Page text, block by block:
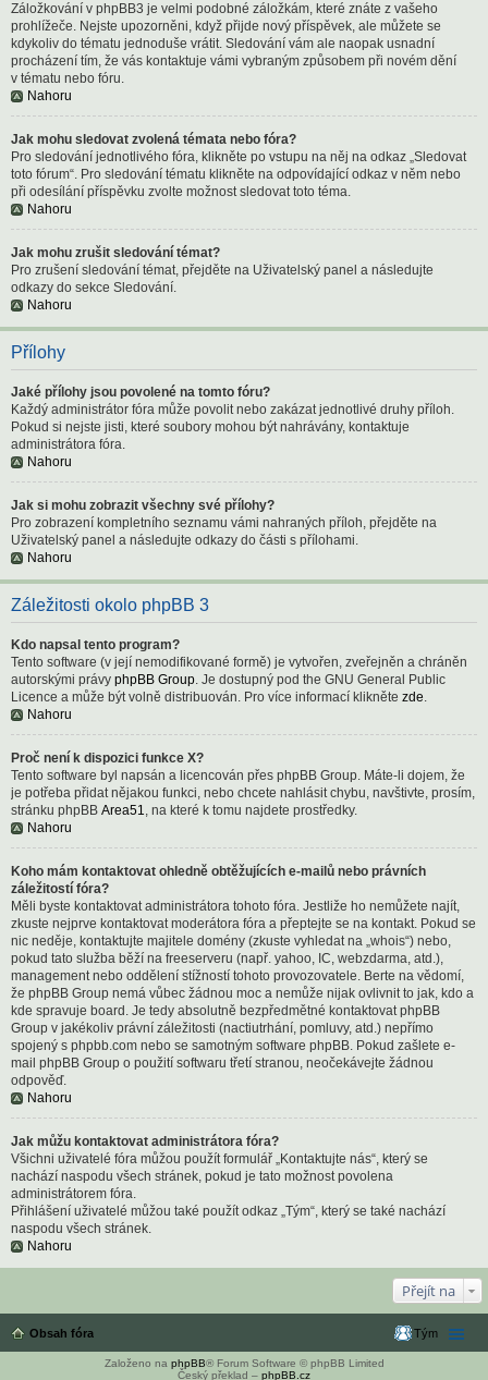
Záložkování v phpBB3 je velmi podobné záložkám, které znáte z vašeho
prohlížeče. Nejste upozorněni, když přijde nový příspěvek, ale můžete se
kdykoliv do tématu jednoduše vrátit. Sledování vám ale naopak usnadní
procházení tím, že vás kontaktuje vámi vybraným způsobem při novém dění
v tématu nebo fóru.
Nahoru
Jak mohu sledovat zvolená témata nebo fóra?
Pro sledování jednotlivého fóra, klikněte po vstupu na něj na odkaz „Sledovat
toto fórum“. Pro sledování tématu klikněte na odpovídající odkaz v něm nebo
při odesílání příspěvku zvolte možnost sledovat toto téma.
Nahoru
Jak mohu zrušit sledování témat?
Pro zrušení sledování témat, přejděte na Uživatelský panel a následujte
odkazy do sekce Sledování.
Nahoru
Přílohy
Jaké přílohy jsou povolené na tomto fóru?
Každý administrátor fóra může povolit nebo zakázat jednotlivé druhy příloh.
Pokud si nejste jisti, které soubory mohou být nahrávány, kontaktuje
administrátora fóra.
Nahoru
Jak si mohu zobrazit všechny své přílohy?
Pro zobrazení kompletního seznamu vámi nahraných příloh, přejděte na
Uživatelský panel a následujte odkazy do části s přílohami.
Nahoru
Záležitosti okolo phpBB 3
Kdo napsal tento program?
Tento software (v její nemodifikované formě) je vytvořen, zveřejněn a chráněn
autorskými právy phpBB Group. Je dostupný pod the GNU General Public
Licence a může být volně distribuován. Pro více informací klikněte zde.
Nahoru
Proč není k dispozici funkce X?
Tento software byl napsán a licencován přes phpBB Group. Máte-li dojem, že
je potřeba přidat nějakou funkci, nebo chcete nahlásit chybu, navštivte, prosím,
stránku phpBB Area51, na které k tomu najdete prostředky.
Nahoru
Koho mám kontaktovat ohledně obtěžujících e-mailů nebo právních
záležitostí fóra?
Měli byste kontaktovat administrátora tohoto fóra. Jestliže ho nemůžete najít,
zkuste nejprve kontaktovat moderátora fóra a přeptejte se na kontakt. Pokud se
nic neděje, kontaktujte majitele domény (zkuste vyhledat na „whois“) nebo,
pokud tato služba běží na freeserveru (např. yahoo, IC, webzdarma, atd.),
management nebo oddělení stížností tohoto provozovatele. Berte na vědomí,
že phpBB Group nemá vůbec žádnou moc a nemůže nijak ovlivnit to jak, kdo a
kde spravuje board. Je tedy absolutně bezpředmětné kontaktovat phpBB
Group v jakékoliv právní záležitosti (nactiutrhání, pomluvy, atd.) nepřímo
spojený s phpbb.com nebo se samotným software phpBB. Pokud zašlete e-
mail phpBB Group o použití softwaru třetí stranou, neočekávejte žádnou
odpověď.
Nahoru
Jak můžu kontaktovat administrátora fóra?
Všichni uživatelé fóra můžou použít formulář „Kontaktujte nás“, který se
nachází naspodu všech stránek, pokud je tato možnost povolena
administrátorem fóra.
Přihlášení uživatelé můžou také použít odkaz „Tým“, který se také nachází
naspodu všech stránek.
Nahoru
Přejít na
Obsah fóra Tým
Založeno na phpBB® Forum Software © phpBB Limited
Český překlad – phpBB.cz